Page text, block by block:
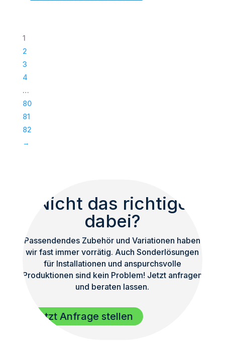
1
2
3
4
…
80
81
82
→
Nicht das richtige
dabei?
Passendendes Zubehör und Variationen haben
wir fast immer vorrätig. Auch Sonderlösungen
für Installationen und anspurchsvolle
Produktionen sind kein Problem! Jetzt anfragen
und beraten lassen.
Jetzt Anfrage stellen